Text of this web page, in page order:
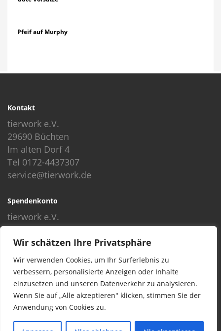
Wir schätzen Ihre Privatsphäre
Wir verwenden Cookies, um Ihr Surferlebnis zu
verbessern, personalisierte Anzeigen oder Inhalte
einzusetzen und unseren Datenverkehr zu analysieren.
Wenn Sie auf „Alle akzeptieren" klicken, stimmen Sie der
Anwendung von Cookies zu.
Pfeif auf Murphy
Kontakt
tierwork e.V.
29690 Büchten
Im alten Dorf 4
Tel 0172-4437307
service@tierwork.de
Spendenkonto
tierwork e.V.
Volksbank
BLZ: 24060300
Konto: 4902218000
IBAN: DE68240603004902218000
BIC: GENODEF1NBU
© 2016 Copyright by tierwork. All rights reserved.